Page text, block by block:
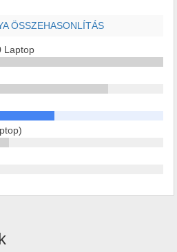
ÖSSZEHASONLÍTÁS
Laptop